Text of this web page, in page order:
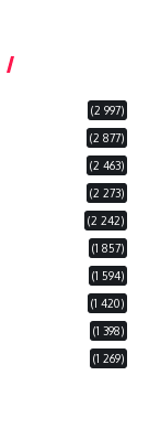
(2 997)
(2 877)
(2 463)
(2 273)
(2 242)
(1 857)
(1 594)
(1 420)
(1 398)
(1 269)